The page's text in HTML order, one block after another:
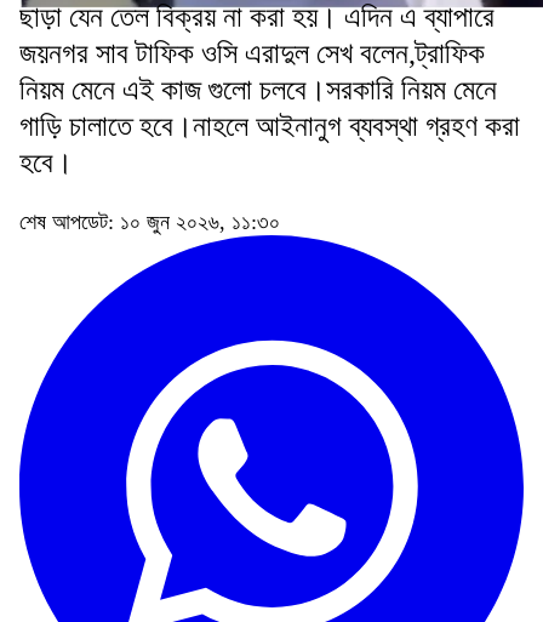
ছাড়া যেন তেল বিক্রয় না করা হয়। এদিন এ ব্যাপারে
জয়নগর সাব টাফিক ওসি এরাদুল সেখ বলেন,ট্রাফিক
নিয়ম মেনে এই কাজ গুলো চলবে।সরকারি নিয়ম মেনে
গাড়ি চালাতে হবে।নাহলে আইনানুগ ব্যবস্থা গ্রহণ করা
হবে।
শেষ আপডেট: ১০ জুন ২০২৬, ১১:৩০